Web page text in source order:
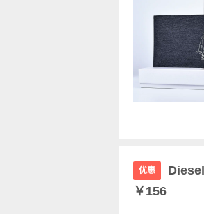
优惠
￥156